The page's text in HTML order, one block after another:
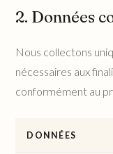
2. Données
Nous collectons
nécessaires aux
conformément au
DONNÉES